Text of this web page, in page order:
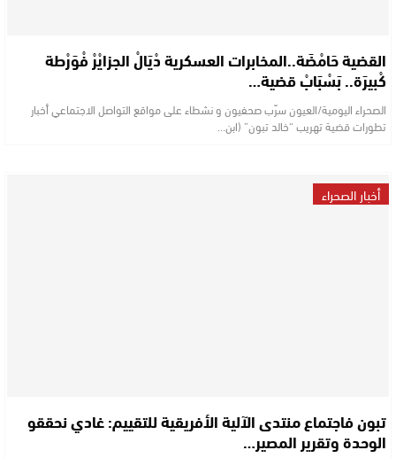
القضية حَامْضَة..المخابرات العسكرية دْيَالْ الجزايْرْ فْوَرْطة
كْبيرَة.. بَسْبَابْ قضية…
الصحراء اليومية/العيون سرّب صحفيون و نشطاء على مواقع التواصل الاجتماعي أخبار
تطورات قضية تهريب “خالد تبون” (ابن…
أخبار الصحراء
تبون فاجتماع منتدى الآلية الأفريقية للتقييم: غادي نحققو
الوحدة وتقرير المصير…